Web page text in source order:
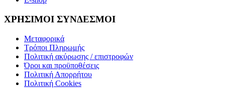
ΧΡΗΣΙΜΟΙ ΣΥΝΔΕΣΜΟΙ
Μεταφορικά
Τρόποι Πληρωμής
Πολιτική ακύρωσης / επιστροφών
Όροι και προϋποθέσεις
Πολιτική Απορρήτου
Πολιτική Cookies